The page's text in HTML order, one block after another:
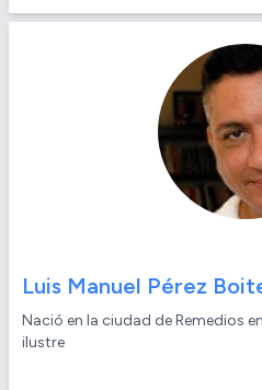
Luis Manuel Pérez
Nació en la ciudad de Remedios
ilustre